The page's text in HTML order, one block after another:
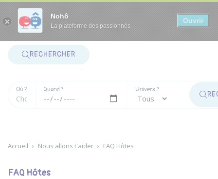
Nohô
La plateforme des passionnés
Ouvrir
RECHERCHER
Où ? Quand ? Univers ?
Accueil › Nous allons t'aider › FAQ Hôtes
FAQ Hôtes
Panneau de gestion des cookies